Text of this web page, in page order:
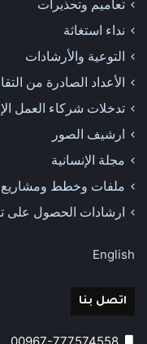
تعاميم وتحذيرات
نداء استغاثة
التوعية والأرشادات
الأعداد الصادرة من
تدخلات شركاء العمل
ارشيف الصور
مجلة الإنسانية
ملفات وخطط ومشاريع
ارشادات الحصول على
English
اتصل بنا